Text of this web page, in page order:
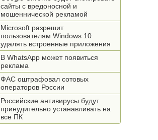
сайты с вредоносной и
мошеннической рекламой
Microsoft разрешит
пользователям Windows 10
удалять встроенные приложения
В WhatsApp может появиться
реклама
ФАС оштрафовал сотовых
операторов России
Российские антивирусы будут
принудительно устанавливать на
все ПК